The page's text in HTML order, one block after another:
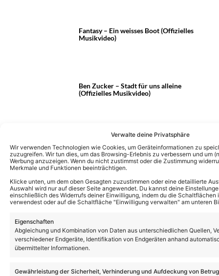
Verwalte deine Privatsphäre
Wir verwenden Technologien wie Cookies, um Geräteinformationen zu
zuzugreifen. Wir tun dies, um das Browsing-Erlebnis zu verbessern und um
Werbung anzuzeigen. Wenn du nicht zustimmst oder die Zustimmung
Merkmale und Funktionen beeinträchtigen.
Klicke unten, um dem oben Gesagten zuzustimmen oder eine detaillierte
Auswahl wird nur auf dieser Seite angewendet. Du kannst deine
einschließlich des Widerrufs deiner Einwilligung, indem du die
verwendest oder auf die Schaltfläche "Einwilligung verwalten" am unteren
Eigenschaften
Abgleichung und Kombination von Daten aus unterschiedlichen Quellen,
verschiedener Endgeräte, Identifikation von Endgeräten anhand
übermittelter Informationen.
Gewährleistung der Sicherheit, Verhinderung und Aufdeckung von
Fantasy – Ein weisses Boot (Offizielles
Musikvideo)
Ben Zucker – Stadt für uns alleine
(Offizielles Musikvideo)